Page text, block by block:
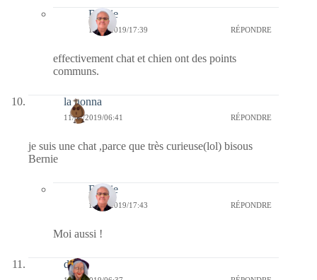
Bernie
11/02/2019/17:39 RÉPONDRE
effectivement chat et chien ont des points
communs.
la nonna
11/02/2019/06:41 RÉPONDRE
je suis une chat ,parce que très curieuse(lol) bisous
Bernie
Bernie
11/02/2019/17:43 RÉPONDRE
Moi aussi !
dom